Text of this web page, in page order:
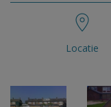
Locatie